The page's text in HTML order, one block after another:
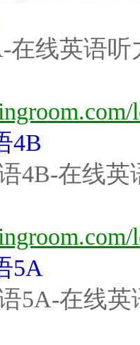
在线英语听
4B
4B-在线英
5A
5A-在线英